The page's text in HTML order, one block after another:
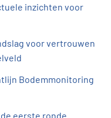
inzichten voor
voor vertrouwen
Bodemmonitoring
eerste ronde